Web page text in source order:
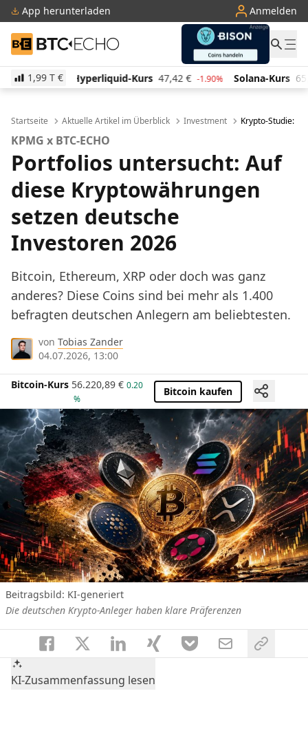
App herunterladen Anmelden
BTC-ECHO
1,99 T €
Kurs 47,42 € -1.90% Solana-Kurs 65,86 € 3.60% TRON-
Startseite Aktuelle Artikel im Überblick Investment Krypto-Studie:
KPMG x BTC-ECHO
Portfolios untersucht: Auf
diese Kryptowährungen
setzen deutsche
Investoren 2026
Bitcoin, Ethereum, XRP oder doch was ganz
anderes? Diese Coins sind bei mehr als 1.400
befragten deutschen Anlegern am beliebtesten.
von Tobias Zander
04.07.2026, 13:00
Bitcoin-Kurs 56.220,89 € 0.20
%
Bitcoin kaufen
Beitragsbild: KI-generiert
Die deutschen Krypto-Anleger haben klare Präferenzen
KI-Zusammenfassung lesen